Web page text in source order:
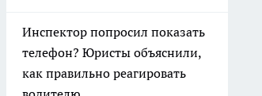
Инспектор попросил показать
телефон? Юристы объяснили,
как правильно реагировать